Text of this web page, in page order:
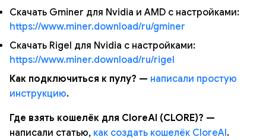
Скачать Gminer для Nvidia и AMD с настройками:
https://www.miner.download/ru/gminer
Скачать Rigel для Nvidia с настройками:
https://www.miner.download/ru/rigel
Как подключиться к пулу? — написали простую
инструкцию.
Где взять кошелёк для CloreAI (CLORE)? —
написали статью, как создать кошелёк CloreAI.